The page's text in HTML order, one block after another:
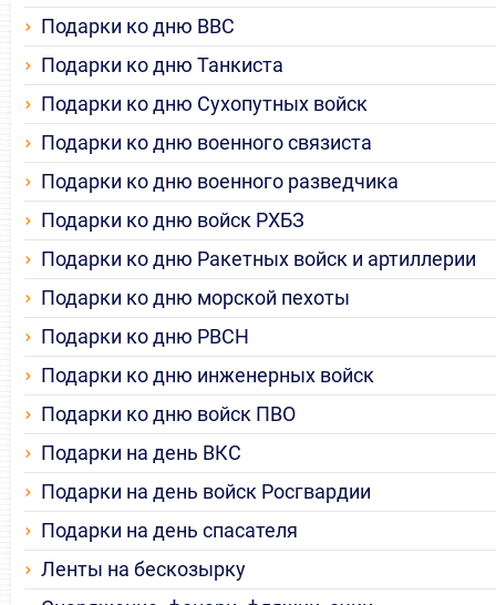
Подарки ко дню ВВС
Подарки ко дню Танкиста
Подарки ко дню Сухопутных войск
Подарки ко дню военного связиста
Подарки ко дню военного разведчика
Подарки ко дню войск РХБЗ
Подарки ко дню Ракетных войск и артиллерии
Подарки ко дню морской пехоты
Подарки ко дню РВСН
Подарки ко дню инженерных войск
Подарки ко дню войск ПВО
Подарки на день ВКС
Подарки на день войск Росгвардии
Подарки на день спасателя
Ленты на бескозырку